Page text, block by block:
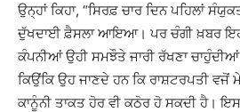
ਉਨ੍ਹਾਂ ਕਿਹਾ, “ਸਿਰਫ਼ ਚਾਰ ਦਿਨ ਪਹਿਲਾਂ
ਦੁੱਖਦਾਈ ਫ਼ੈਸਲਾ ਆਇਆ। ਪਰ ਚੰਗੀ ਖ਼ਬਰ
ਕੰਪਨੀਆਂ ਉਹੀ ਸਮਝੌਤੇ ਜਾਰੀ ਰੱਖਣਾ
ਕਿਉਂਕਿ ਉਹ ਜਾਣਦੇ ਹਨ ਕਿ ਰਾਸ਼ਟਰਪਤੀ
ਕਾਨੂੰਨੀ ਤਾਕਤ ਹੋਰ ਵੀ ਕਠੋਰ ਹੋ ਸਕਦੀ ਹੈ।